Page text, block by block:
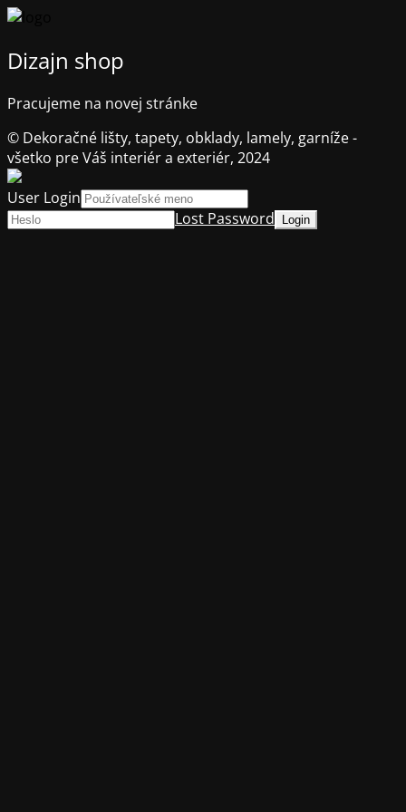
Dizajn shop
Pracujeme na novej stránke
© Dekoračné lišty, tapety, obklady, lamely, garníže -
všetko pre Váš interiér a exteriér, 2024
User Login
Lost Password